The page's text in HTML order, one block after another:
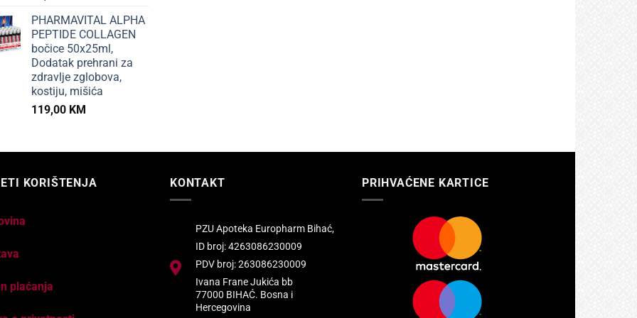
PHARMAVITAL ALPHA
PEPTIDE COLLAGEN
bočice 50x25ml,
Dodatak prehrani za
zdravlje zglobova,
kostiju, mišića
119,00 KM
KORIŠTENJA
plaćanja
KONTAKT
PZU Apoteka Europharm Bihać,
ID broj: 4263086230009
PDV broj: 263086230009
Ivana Frane Jukića bb
77000 BIHAĆ. Bosna i
Hercegovina
PRIHVAĆENE KARTICE